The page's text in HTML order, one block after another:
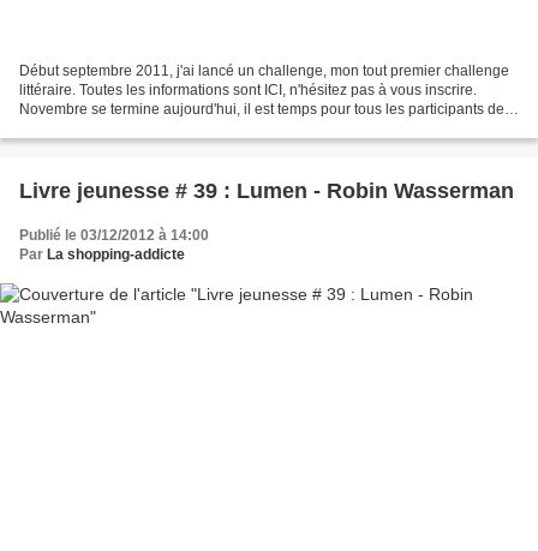
Début septembre 2011, j'ai lancé un challenge, mon tout premier challenge
littéraire. Toutes les informations sont ICI, n'hésitez pas à vous inscrire.
Novembre se termine aujourd'hui, il est temps pour tous les participants de
Livre jeunesse # 39 : Lumen - Robin Wasserman
Publié le 03/12/2012 à 14:00
Par La shopping-addicte